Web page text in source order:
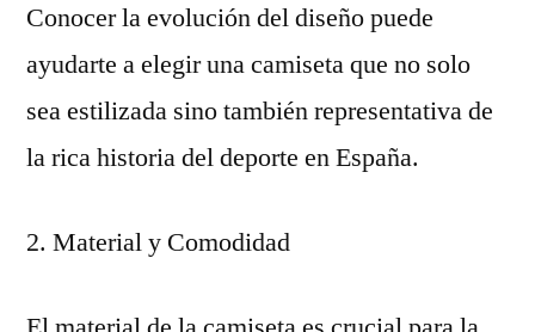
Conocer la evolución del diseño puede
ayudarte a elegir una camiseta que no solo
sea estilizada sino también representativa de
la rica historia del deporte en España.
2. Material y Comodidad